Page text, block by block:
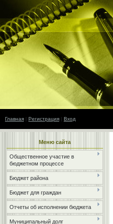
Главная | Регистрация | Вход
Меню сайта
Общественное участие в
бюджетном процессе
Бюджет района
Бюджет для граждан
Отчеты об исполнении бюджета
Муниципальный долг